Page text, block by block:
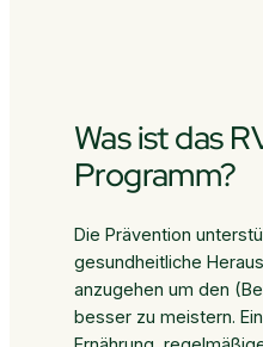
Was ist das
Programm?
Die Prävention
gesundheitliche
anzugehen um den
besser zu meistern.